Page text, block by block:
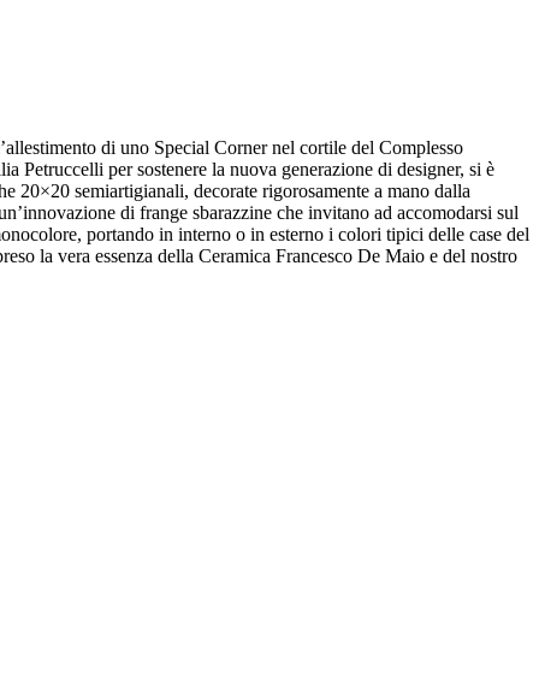
di uno Special Corner nel cortile del Complesso
per sostenere la nuova generazione di designer, si è
20×20 semiartigianali, decorate rigorosamente a mano dalla
di frange sbarazzine che invitano ad accomodarsi sul
portando in interno o in esterno i colori tipici delle case del
la vera essenza della Ceramica Francesco De Maio e del nostro